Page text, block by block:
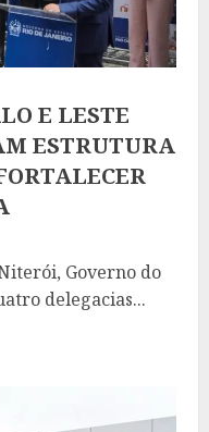
E LESTE
ESTRUTURA
Governo do
delegacias...